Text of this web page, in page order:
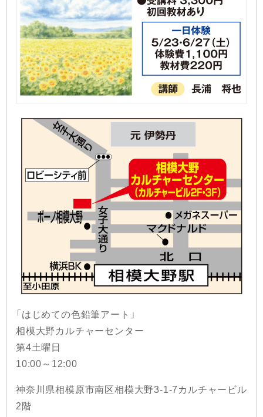
「はじめての色鉛筆アート」
相模大野カルチャーセンター
第4土曜日
10:00～12:00
神奈川県相模原市南区相模大野3-1-7カルチャービル
2階